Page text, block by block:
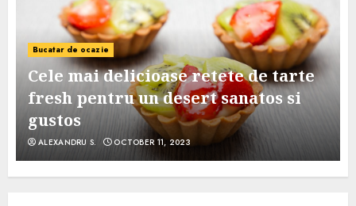
Bucatar de ocazie
Cele mai delicioase retete de tarte
fresh pentru un desert sanatos si
gustos
ALEXANDRU S. OCTOBER 11, 2023